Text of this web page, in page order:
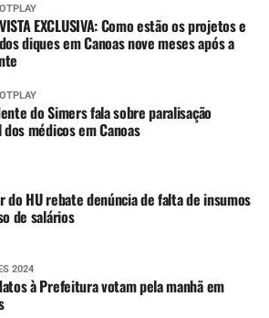
EXCLUSIVA: Como estão os projetos e
diques em Canoas nove meses após a
do Simers fala sobre paralisação
médicos em Canoas
do HU rebate denúncia de falta de insumos
de salários
2024
à Prefeitura votam pela manhã em